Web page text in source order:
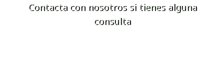
Contacta con nosotros si tienes alguna
consulta